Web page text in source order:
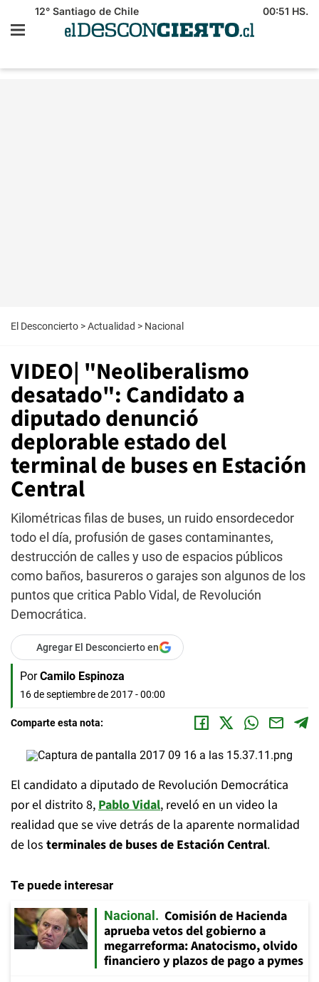
12° Santiago de Chile 00:51 HS.
El Desconcierto >Actualidad > Nacional
VIDEO| "Neoliberalismo
desatado": Candidato a
diputado denunció
deplorable estado del
terminal de buses en Estación
Central
Kilométricas filas de buses, un ruido ensordecedor
todo el día, profusión de gases contaminantes,
destrucción de calles y uso de espacios públicos
como baños, basureros o garajes son algunos de los
puntos que critica Pablo Vidal, de Revolución
Democrática.
Agregar El Desconcierto en
Por Camilo Espinoza
16 de septiembre de 2017 - 00:00
Comparte esta nota:
El candidato a diputado de Revolución Democrática
por el distrito 8,Pablo Vidal, reveló en un video la
realidad que se vive detrás de la aparente normalidad
de los terminales de buses de Estación Central.
Te puede interesar
Nacional
Comisión de Hacienda
aprueba vetos del gobierno a
megarreforma: Anatocismo, olvido
financiero y plazos de pago a pymes